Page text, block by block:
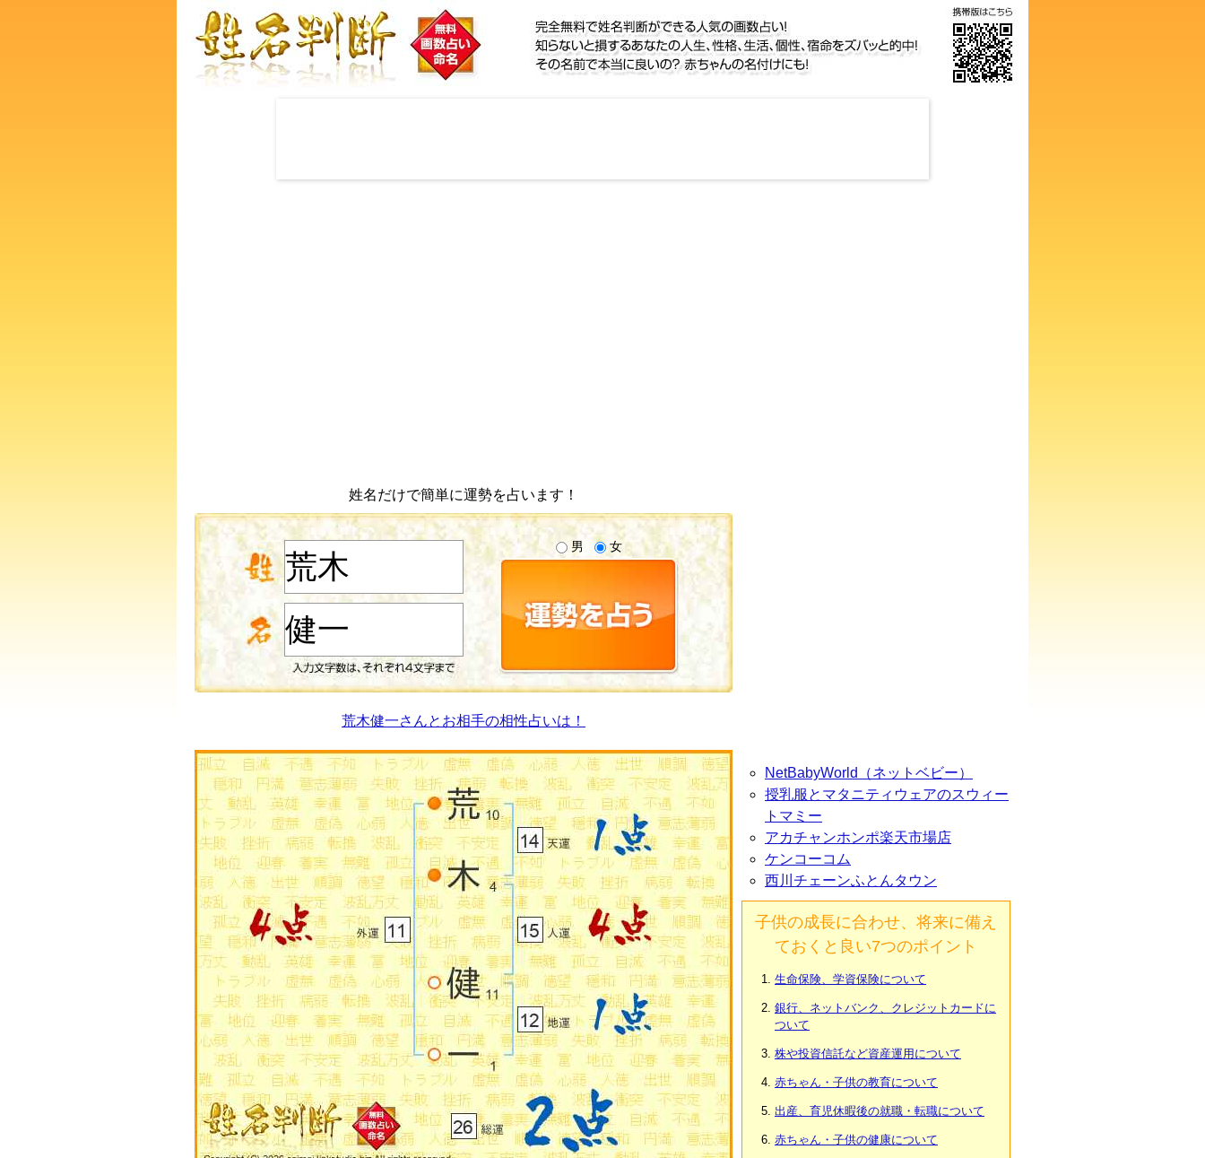
姓名だけで簡単に運勢を占います！
男 女
荒木健一さんとお相手の相性占いは！
NetBabyWorld（ネットベビー）
授乳服とマタニティウェアのスウィー
トマミー
アカチャンホンポ楽天市場店
ケンコーコム
西川チェーンふとんタウン
子供の成長に合わせ、将来に備え
ておくと良い7つのポイント
生命保険、学資保険について
銀行、ネットバンク、クレジットカードに
ついて
株や投資信託など資産運用について
赤ちゃん・子供の教育について
出産、育児休暇後の就職・転職について
赤ちゃん・子供の健康について